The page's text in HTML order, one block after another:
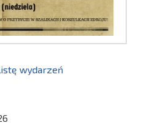
wydarzeń